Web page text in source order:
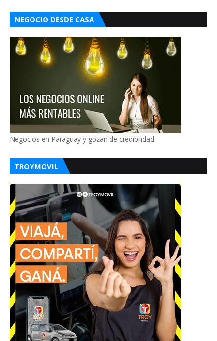
NEGOCIO DESDE CASA
Negocios en Paraguay y gozan de credibilidad.
TROYMOVIL